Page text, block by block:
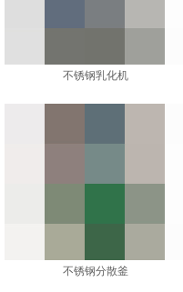
不锈钢乳化机
不锈钢分散釜